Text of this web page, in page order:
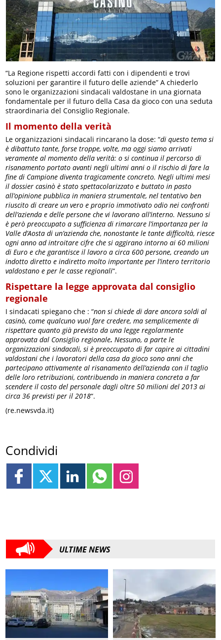
“La Regione rispetti accordi fatti con i dipendenti e trovi
soluzioni per garantire il futuro delle aziende” A chiederlo
sono le organizzazioni sindacali valdostane in una giornata
fondamentale per il futuro della Casa da gioco con una seduta
straordinaria del Consiglio Regionale.
Il momento della verità
Le organizzazioni sindacali rincarano la dose: “di questo tema si
è dibattuto tante, forse troppe, volte, ma oggi siamo arrivati
veramente al momento della verità: o si continua il percorso di
risanamento portato avanti negli ultimi anni o il rischio di fare la
fine di Campione diventa tragicamente concreto. Negli ultimi mesi
il dossier casinò è stato spettacolarizzato e buttato in pasto
all’opinione pubblica in maniera strumentale, nel tentativo ben
riuscito di creare un vero e proprio immotivato odio nei confronti
dell’azienda e delle persone che vi lavorano all’interno. Nessuno si
è però preoccupato a sufficienza di rimarcare l’importanza per la
Valle d’Aosta di un’azienda che, nonostante le tante difficoltà, riesce
ogni anno ad introitare cifre che si aggirano intorno ai 60 milioni
di Euro e che garantisce il lavoro a circa 600 persone, creando un
indotto diretto e indiretto molto importante per l’intero territorio
valdostano e per le casse regionali“.
Rispettare la legge approvata dal consiglio
regionale
I sindacati spiegano che : “non si chiede di dare ancora soldi al
casinò, come qualcuno vuol fare credere, ma semplicemente di
rispettare quanto già previsto da una legge regolarmente
approvata dal Consiglio regionale.Nessuno, a parte le
organizzazioni sindacali, si è preoccupato di far capire ai cittadini
valdostani che i lavoratori della casa da gioco sono anni che
partecipano attivamente al risanamento dell’azienda con il taglio
delle loro retribuzioni, contribuendo in maniera concreta a far
scendere il costo del personale dagli oltre 50 milioni del 2013 ai
circa 36 previsti per il 2018“.
(re.newsvda.it)
Condividi
ULTIME NEWS